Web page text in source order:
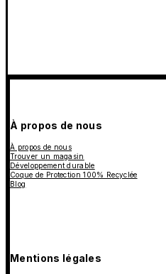
À propos de nous
À propos de nous
Trouver un magasin
Développement durable
Coque de Protection 100% Recyclée
Blog
Mentions légales